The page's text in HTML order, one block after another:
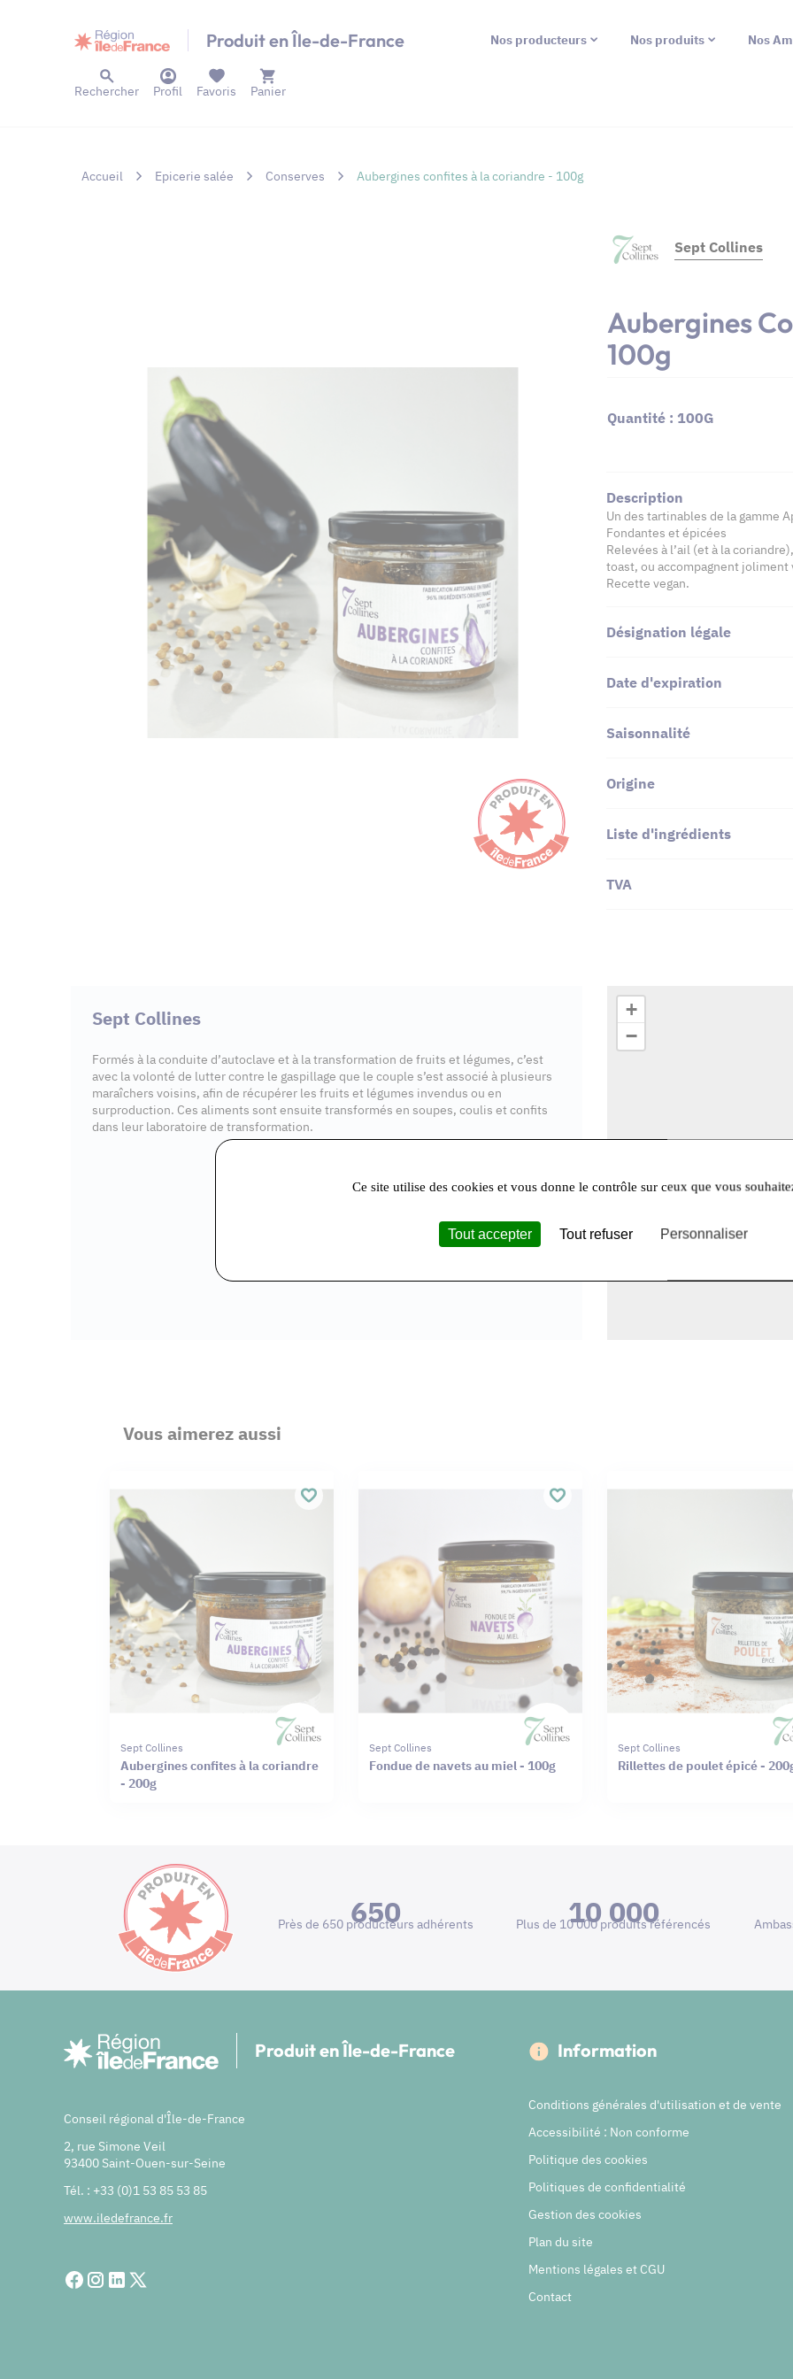
Produit en Île-de-France Nos producteurs Nos produits Nos
Rechercher Profil Panier
Favoris
Accueil Epicerie salée Conserves Aubergines confites à la coriandre - 100g
Sept Collines
Aubergines
100g
Quantité : 100G
Description
Un des tartinables de la gamme
Fondantes et épicées
Relevées à l’ail (et à la
toast, ou accompagnent joliment
Recette vegan.
Désignation légale
Date d'expiration
Saisonnalité
Origine
Liste d'ingrédients
TVA
Sept Collines
Formés à la conduite d’autoclave et à la transformation de fruits et légumes, c’est
avec la volonté de lutter contre le gaspillage que le couple s’est associé à plusieurs
maraîchers voisins, afin de récupérer les fruits et légumes invendus ou en
surproduction. Ces aliments sont ensuite transformés en soupes, coulis et confits
dans leur laboratoire de transformation.
+
−
Vous aimerez aussi
Sept Collines
Aubergines confites à la coriandre
- 200g
Sept Collines
Fondue de navets au miel - 100g
Sept Collines
Rillettes de poulet épicé -
650
Près de 650 producteurs adhérents 10 000
Plus de 10 000 produits référencés
Produit en Île-de-France
Conseil régional d'Île-de-France
2, rue Simone Veil
93400 Saint-Ouen-sur-Seine
Tél. : +33 (0)1 53 85 53 85
www.iledefrance.fr
Information
Conditions générales d'utilisation et de vente
Accessibilité : Non conforme
Politique des cookies
Politiques de confidentialité
Gestion des cookies
Plan du site
Mentions légales et CGU
Contact
Ce site utilise des cookies et vous donne le contrôle sur ceux que vous
Tout accepter Tout refuser Personnaliser